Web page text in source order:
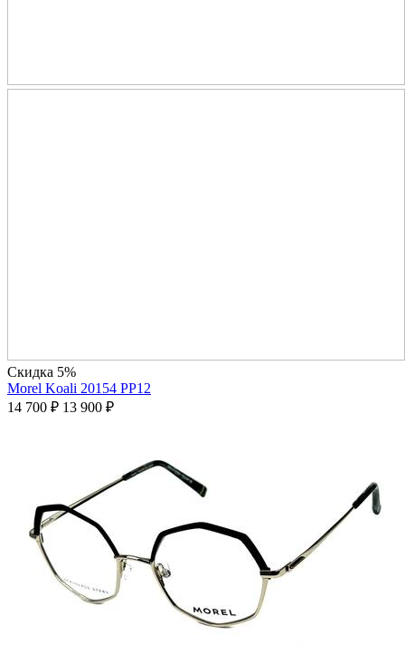
Скидка 5%
Morel Koali 20154 PP12
14 700 ₽ 13 900 ₽